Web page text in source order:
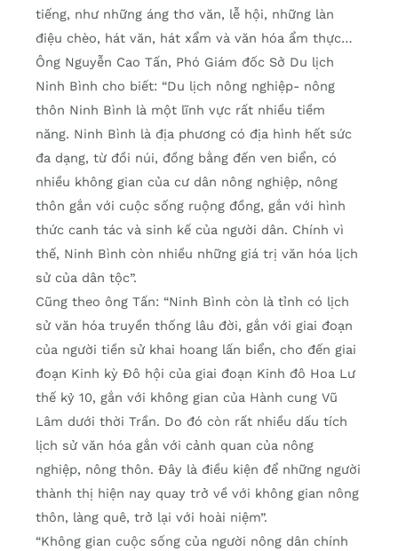
tiếng, như những áng thơ văn, lễ hội, những làn
điệu chèo, hát văn, hát xẩm và văn hóa ẩm thực…
Ông Nguyễn Cao Tấn, Phó Giám đốc Sở Du lịch
Ninh Bình cho biết: “Du lịch nông nghiệp- nông
thôn Ninh Bình là một lĩnh vực rất nhiều tiềm
năng. Ninh Bình là địa phương có địa hình hết sức
đa dạng, từ đồi núi, đồng bằng đến ven biển, có
nhiều không gian của cư dân nông nghiệp, nông
thôn gắn với cuộc sống ruộng đồng, gắn với hình
thức canh tác và sinh kế của người dân. Chính vì
thế, Ninh Bình còn nhiều những giá trị văn hóa lịch
sử của dân tộc”.
Cũng theo ông Tấn: “Ninh Bình còn là tỉnh có lịch
sử văn hóa truyền thống lâu đời, gắn với giai đoạn
của người tiền sử khai hoang lấn biển, cho đến giai
đoạn Kinh kỳ Đô hội của giai đoạn Kinh đô Hoa Lư
thế kỷ 10, gắn với không gian của Hành cung Vũ
Lâm dưới thời Trần. Do đó còn rất nhiều dấu tích
lịch sử văn hóa gắn với cảnh quan của nông
nghiệp, nông thôn. Đây là điều kiện để những người
thành thị hiện nay quay trở về với không gian nông
thôn, làng quê, trở lại với hoài niệm”.
“Không gian cuộc sống của người nông dân chính